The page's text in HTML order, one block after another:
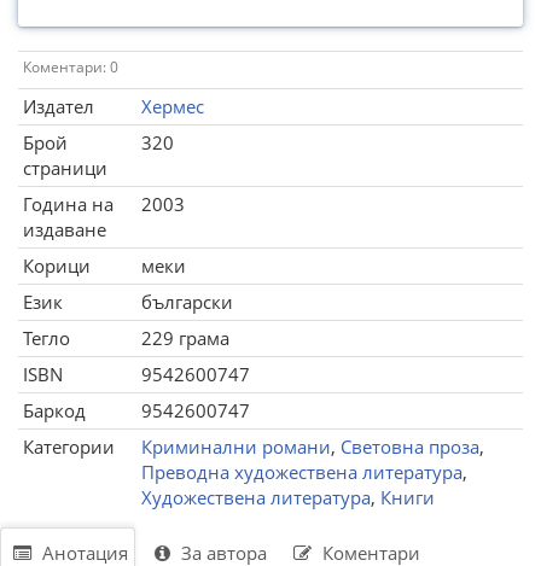
Коментари: 0
Издател
Хермес
Брой
страници
320
Година на
издаване
2003
Корици
меки
Език
български
Тегло
229 грама
ISBN
9542600747
Баркод
9542600747
Категории
Криминални романи, Световна проза,
Преводна художествена литература,
Художествена литература, Книги
Анотация За автора Коментари